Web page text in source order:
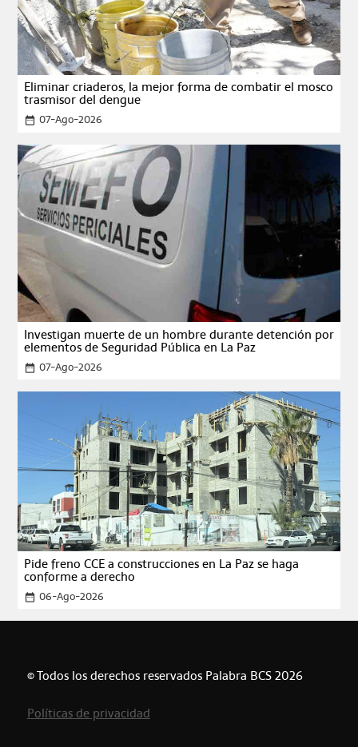
Eliminar criaderos, la mejor forma de combatir el mosco
trasmisor del dengue
date_range 07-Ago-2026
Investigan muerte de un hombre durante detención por
elementos de Seguridad Pública en La Paz
date_range 07-Ago-2026
Pide freno CCE a construcciones en La Paz se haga
conforme a derecho
date_range 06-Ago-2026
© Todos los derechos reservados Palabra BCS 2026
Políticas de privacidad